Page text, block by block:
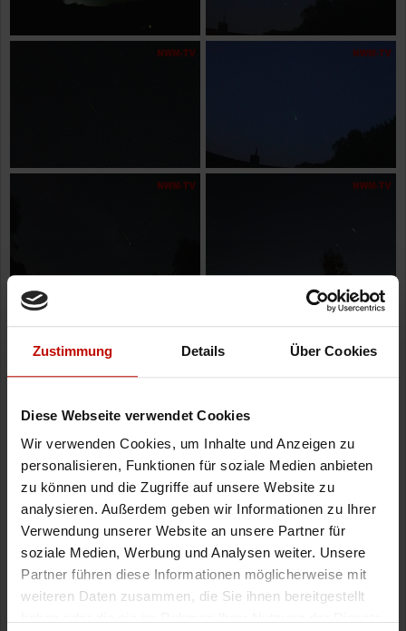
Zustimmung Details Über Cookies
Diese Webseite verwendet Cookies
Wir verwenden Cookies, um Inhalte und Anzeigen zu
personalisieren, Funktionen für soziale Medien anbieten
zu können und die Zugriffe auf unsere Website zu
analysieren. Außerdem geben wir Informationen zu Ihrer
Verwendung unserer Website an unsere Partner für
soziale Medien, Werbung und Analysen weiter. Unsere
Partner führen diese Informationen möglicherweise mit
weiteren Daten zusammen, die Sie ihnen bereitgestellt